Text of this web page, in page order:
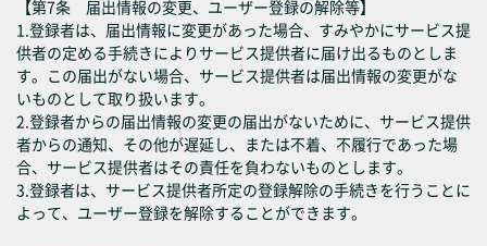
【第7条 届出情報の変更、ユーザー登録の解除等】
1.登録者は、届出情報に変更があった場合、すみやかにサービス提
供者の定める手続きによりサービス提供者に届け出るものとしま
す。この届出がない場合、サービス提供者は届出情報の変更がな
いものとして取り扱います。
2.登録者からの届出情報の変更の届出がないために、サービス提供
者からの通知、その他が遅延し、または不着、不履行であった場
合、サービス提供者はその責任を負わないものとします。
3.登録者は、サービス提供者所定の登録解除の手続きを行うことに
よって、ユーザー登録を解除することができます。